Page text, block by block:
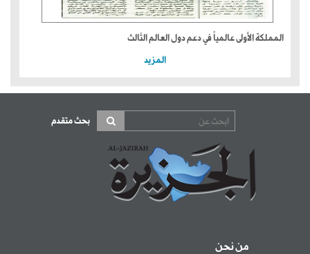
المملكة الأولى عالمياً في دعم دول العالم الثالث
المزيد
بحث متقدم
من نحن